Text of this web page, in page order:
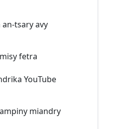
tsary avy
fetra
YouTube
miandry